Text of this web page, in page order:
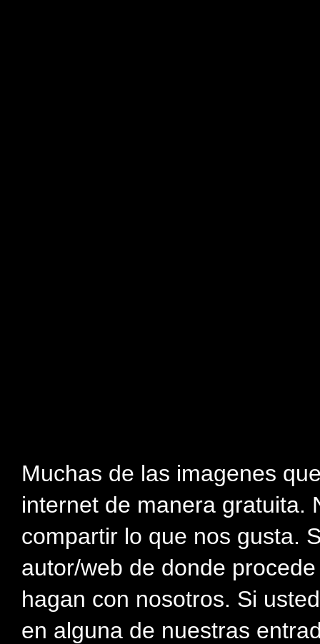
Muchas de las imagenes
internet de manera gratuita.
compartir lo que nos gusta.
autor/web de donde
hagan con nosotros. Si
en alguna de nuestras